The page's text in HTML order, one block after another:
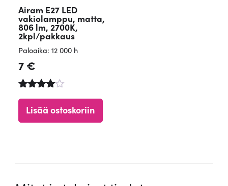
Airam E27 LED
vakiolamppu, matta,
806 lm, 2700K,
2kpl/pakkaus
Paloaika: 12 000 h
7€
tuotteesta
4.84
Lisää ostoskoriin